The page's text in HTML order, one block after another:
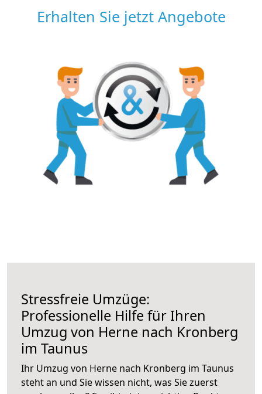
Erhalten Sie jetzt Angebote
Stressfreie Umzüge:
Professionelle Hilfe für Ihren
Umzug von Herne nach Kronberg
im Taunus
Ihr Umzug von Herne nach Kronberg im Taunus
steht an und Sie wissen nicht, was Sie zuerst